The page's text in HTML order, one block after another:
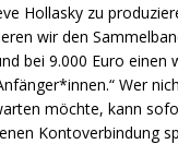
Hollasky zu
wir den
bei 9.000 Euro einen
Wer
möchte, kann
Kontoverbindung